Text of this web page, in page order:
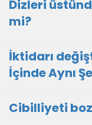
Dizleri
mi?
İktidarı
İçinde Aynı
Cibilliyeti